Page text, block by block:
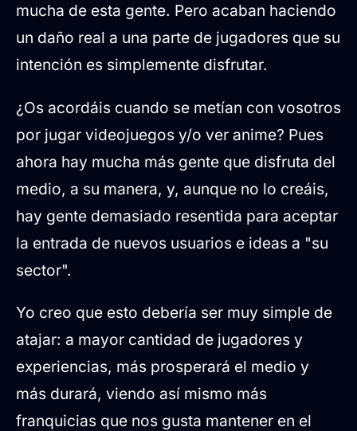
mucha de esta gente. Pero acaban haciendo
un daño real a una parte de jugadores que su
intención es simplemente disfrutar.
¿Os acordáis cuando se metían con vosotros
por jugar videojuegos y/o ver anime? Pues
ahora hay mucha más gente que disfruta del
medio, a su manera, y, aunque no lo creáis,
hay gente demasiado resentida para aceptar
la entrada de nuevos usuarios e ideas a "su
sector".
Yo creo que esto debería ser muy simple de
atajar: a mayor cantidad de jugadores y
experiencias, más prosperará el medio y
más durará, viendo así mismo más
franquicias que nos gusta mantener en el